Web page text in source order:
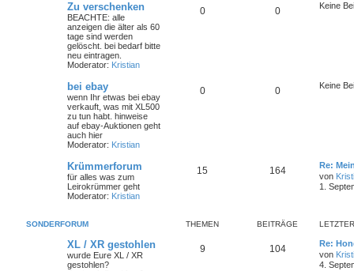
Zu verschenken
BEACHTE: alle
anzeigen die älter als 60
tage sind werden
gelöscht. bei bedarf bitte
neu eintragen.
Moderator: Kristian
0 0 Keine
bei ebay
wenn Ihr etwas bei ebay
verkauft, was mit XL500
zu tun habt. hinweise
auf ebay-Auktionen geht
auch hier
Moderator: Kristian
0 0 Keine
Krümmerforum
für alles was zum
Leirokrümmer geht
Moderator: Kristian
15 164
Re:
von
1.
SONDERFORUM THEMEN BEITRÄGE
XL / XR gestohlen
wurde Eure XL / XR
gestohlen?
9 104
Re:
von
4.